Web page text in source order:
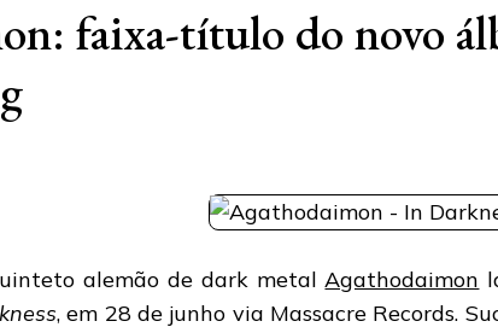
faixa-título do novo
alemão de dark metalAgathodaimon
, em 28 de junho via Massacre Records.